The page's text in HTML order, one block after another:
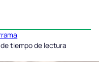
tiempo de lectura